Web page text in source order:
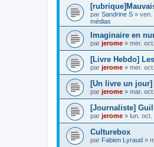
par Sandrine S » ven.
médias
Imaginaire en
par jerome » mer.
[Livre Hebdo]
par jerome » mer.
[Un livre un jour]
par jerome » mar.
[Journaliste]
par jerome » lun. oct.
Culturebox
par Fabien Lyraud »